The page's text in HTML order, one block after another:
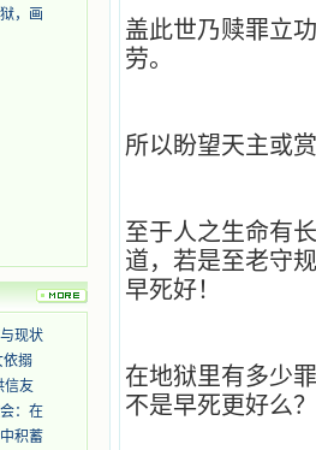
我思潮
中谈到
中得到
上达天
多热心
告别亲
轻快地
道真神
引领，
！ 我
言行中
一生在
奇、兴
人逼
人追杀
，我哭
苦难而
行被我
句，那
乡来到
啊！我
，画
现状
搦
信友
：在
积蓄
盖此世乃赎罪立
劳。
所以盼望天主或
至于人之生命有
道，若是至老守
早死好！
在地狱里有多少
不是早死更好么？